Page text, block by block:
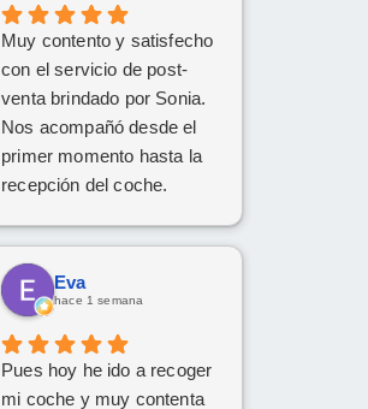
atentas, profesionales y
cercanas. ¡Muchísimas
Muy contento y satisfecho
con el servicio de post-
venta brindado por Sonia.
Nos acompañó desde el
primer momento hasta la
recepción del coche.
nuestras consultas y nos
mantuvo constantemente
informados.
nuevo coche.
Eva
hace 1 semana
Pues hoy he ido a recoger
mi coche y muy contenta